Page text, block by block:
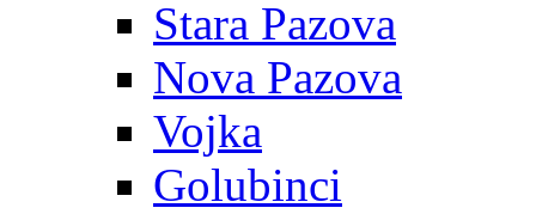
Stara Pazova
Nova Pazova
Vojka
Golubinci